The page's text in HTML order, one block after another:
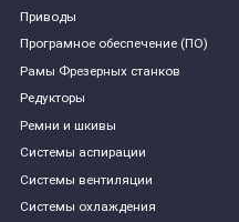
Приводы
Програмное обеспечение (ПО)
Рамы Фрезерных станков
Редукторы
Ремни и шкивы
Системы аспирации
Системы вентиляции
Системы охлаждения